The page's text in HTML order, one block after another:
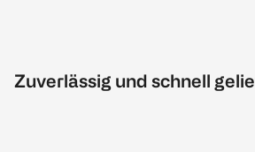
Zuverlässig und schnell